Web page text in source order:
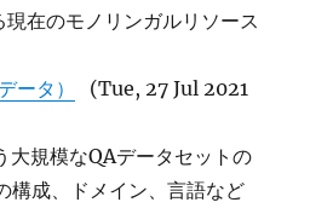
在のモノリンガルリソース
ータ）
(Tue, 27 Jul 2021
大規模なQAデータセットの
構成、ドメイン、言語など